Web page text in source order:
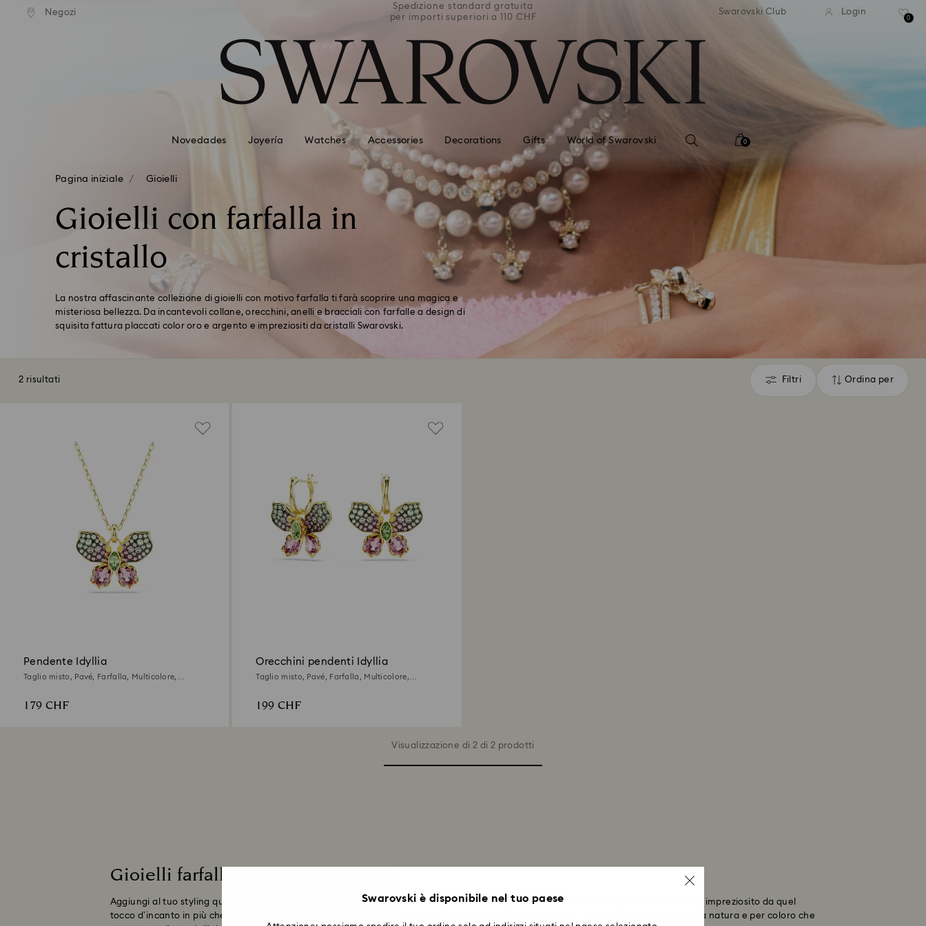
Accesskeys list
Negozi
standard gratuita
superiori a 110 CHF
Spedizione standard gratuita
per importi superiori a 110 CHF
Spedizione standard gratuita
per importi superiori a 110 CHF
Spedizione standard
per importi superiori a
Swarovski Club Login
0
Novedades Joyería Watches Accessories Decorations Gifts World of Swarovski 0
Pagina iniziale Gioielli
Gioielli con farfalla in
cristallo
La nostra affascinante collezione di gioielli con motivo farfalla ti farà scoprire una magica e
misteriosa bellezza. Da incantevoli collane, orecchini, anelli e bracciali con farfalle a design di
squisita fattura placcati color oro e argento e impreziositi da cristalli Swarovski.
2 risultati Filtri
Filtri Ordina per
Ordina
Pendente Idyllia
Taglio misto, Pavé, Farfalla, Multicolore,
179 CHF
Orecchini pendenti Idyllia
Taglio misto, Pavé, Farfalla, Multicolore,
199 CHF
Visualizzazione di 2 di 2 prodotti
Gioielli farfalla
Aggiungi al tuo styling quel tocco di eleganza in più con la nostra esclusiva collezione di gioielli a tema farfalla. Ogni tuo outfit verrà impreziosito da quel
tocco d’incanto in più che sapranno conferirgli i nostri pendenti, orecchini o bracciali ispirati alle farfalle. Perfetti per gli amanti della natura e per coloro che
Swarovski è disponibile nel tuo paese